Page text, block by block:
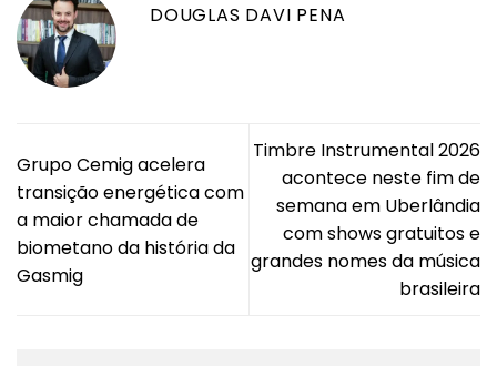
DOUGLAS DAVI PENA
Grupo Cemig acelera
transição energética com
a maior chamada de
biometano da história da
Gasmig
Timbre Instrumental 2026
acontece neste fim de
semana em Uberlândia
com shows gratuitos e
grandes nomes da música
brasileira